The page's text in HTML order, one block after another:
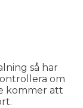
så har
om
kommer att